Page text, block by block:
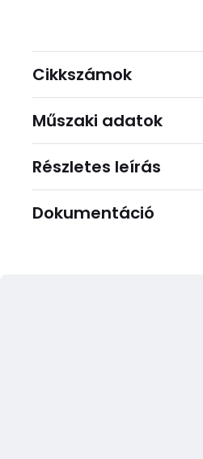
Cikkszámok
Műszaki adatok
Részletes leírás
Dokumentáció